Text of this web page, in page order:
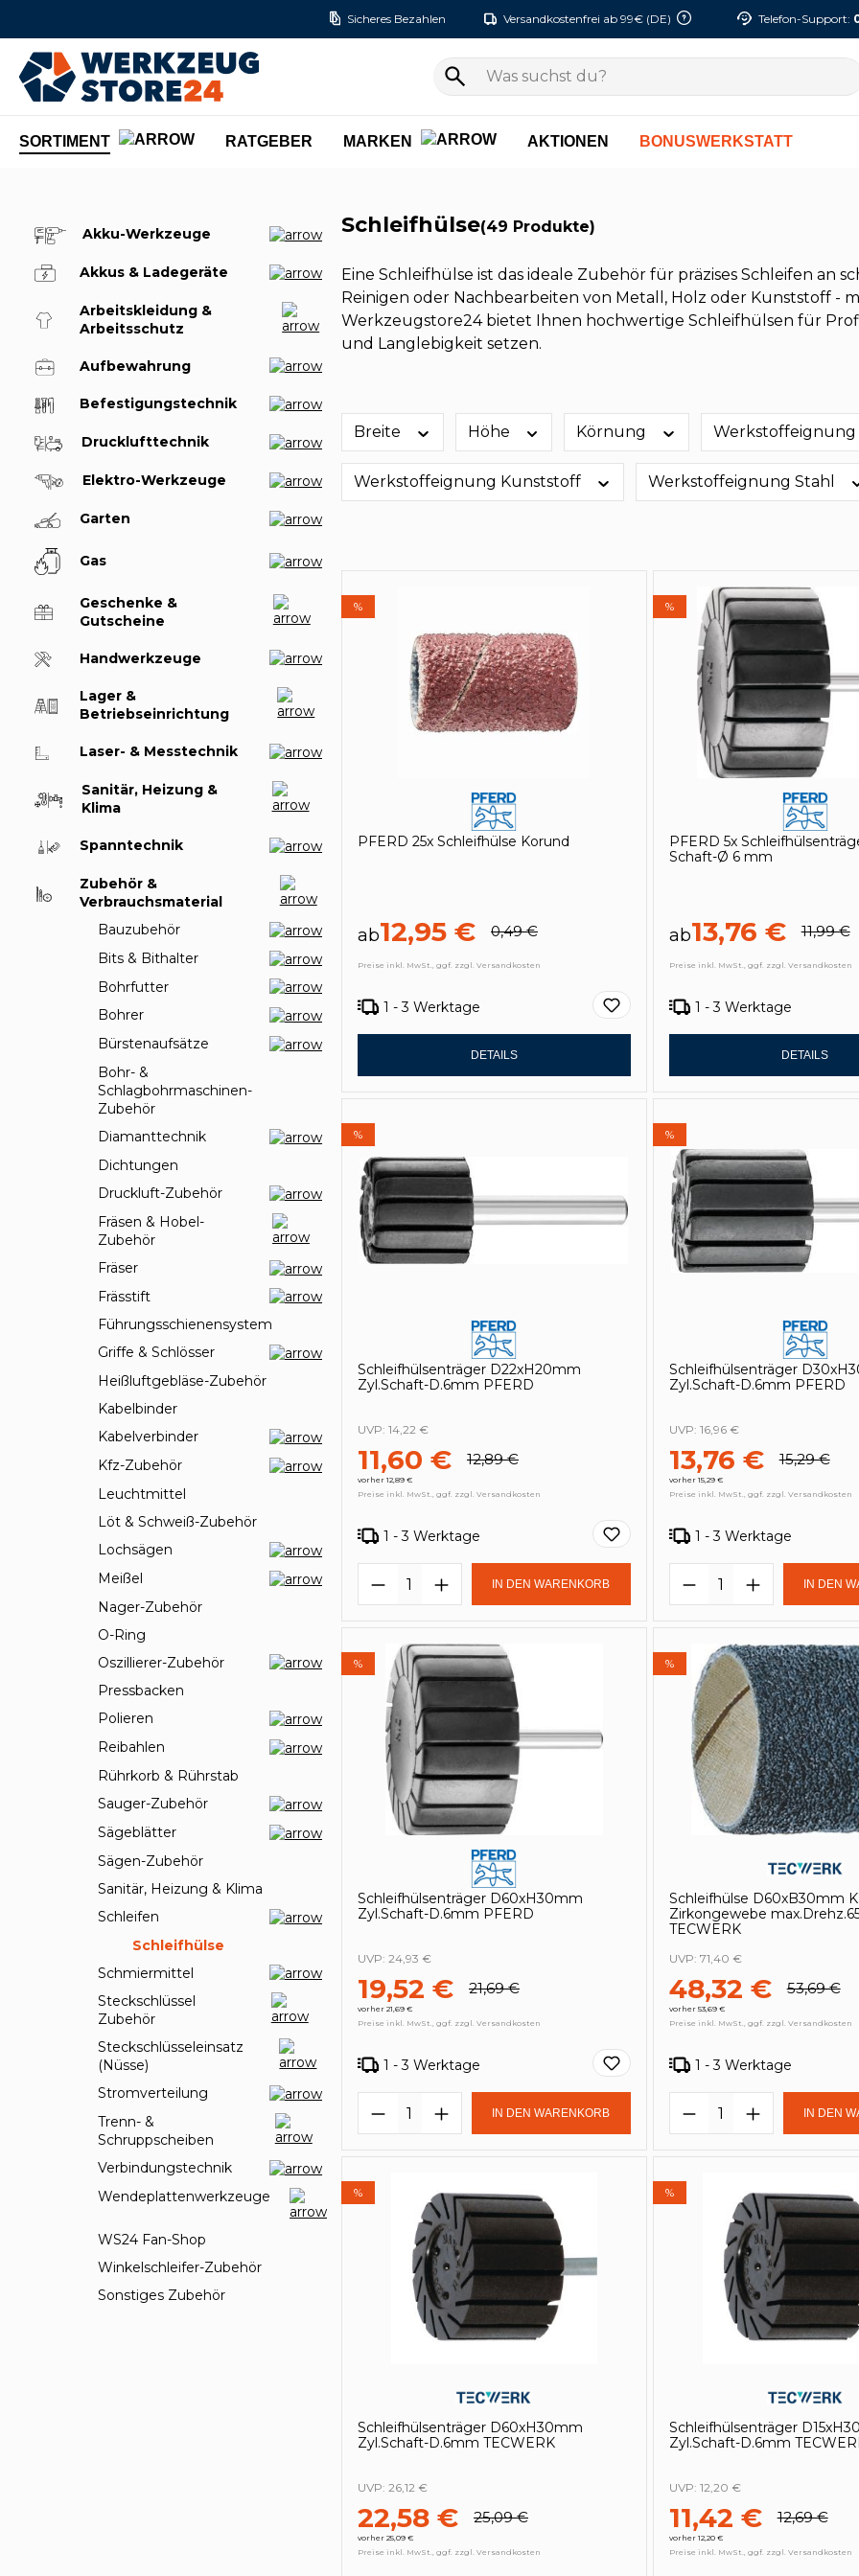
Sicheres Bezahlen Versandkostenfrei ab 99€ (DE) Telefon-Support:
SORTIMENT RATGEBER MARKEN AKTIONEN BONUSWERKSTATT
Akku-Werkzeuge
Akkus & Ladegeräte
Arbeitskleidung &
Arbeitsschutz
Aufbewahrung
Befestigungstechnik
Drucklufttechnik
Elektro-Werkzeuge
Garten
Gas
Geschenke &
Gutscheine
Handwerkzeuge
Lager &
Betriebseinrichtung
Laser- & Messtechnik
Sanitär, Heizung &
Klima
Spanntechnik
Zubehör &
Verbrauchsmaterial
Bauzubehör
Bits & Bithalter
Bohrfutter
Bohrer
Bürstenaufsätze
Bohr- &
Schlagbohrmaschinen-
Zubehör
Diamanttechnik
Dichtungen
Druckluft-Zubehör
Fräsen & Hobel-
Zubehör
Fräser
Frässtift
Führungsschienensystem
Griffe & Schlösser
Heißluftgebläse-Zubehör
Kabelbinder
Kabelverbinder
Kfz-Zubehör
Leuchtmittel
Löt & Schweiß-Zubehör
Lochsägen
Meißel
Nager-Zubehör
O-Ring
Oszillierer-Zubehör
Pressbacken
Polieren
Reibahlen
Rührkorb & Rührstab
Sauger-Zubehör
Sägeblätter
Sägen-Zubehör
Sanitär, Heizung & Klima
Schleifen
Schleifhülse
Schmiermittel
Steckschlüssel
Zubehör
Steckschlüsseleinsatz
(Nüsse)
Stromverteilung
Trenn- &
Schruppscheiben
Verbindungstechnik
Wendeplattenwerkzeuge
WS24 Fan-Shop
Winkelschleifer-Zubehör
Sonstiges Zubehör
Schleifhülse(49 Produkte)
Eine Schleifhülse ist das ideale Zubehör für präzises Schleifen an
Reinigen oder Nachbearbeiten von Metall, Holz oder Kunststoff -
Werkzeugstore24 bietet Ihnen hochwertige Schleifhülsen für
und Langlebigkeit setzen.
Breite Höhe Körnung
Werkstoffeignung Kunststoff Werkstoffeignung Stahl
%
PFERD 25x Schleifhülse Korund
ab12,95 € 0,49 €
Preise inkl. MwSt., ggf. zzgl. Versandkosten
1 - 3 Werktage
DETAILS
%
PFERD 5x
Schaft-Ø 6 mm
ab13,76 € 11,99 €
Preise inkl. MwSt., ggf. zzgl. Versandkosten
1 - 3 Werktage
DETAILS
%
Schleifhülsenträger D22xH20mm
Zyl.Schaft-D.6mm PFERD
11,60 € 12,89 €
vorher 12,89 €
UVP: 14,22 €
Preise inkl. MwSt., ggf. zzgl. Versandkosten
1 - 3 Werktage
Produkt Anzahl: Gib den gewünschten
IN DEN WARENKORB
%
Schleifhülsenträger
Zyl.Schaft-D.6mm PFERD
13,76 € 15,29 €
vorher 15,29 €
UVP: 16,96 €
Preise inkl. MwSt., ggf. zzgl. Versandkosten
1 - 3 Werktage
Produkt IN DEN
%
Schleifhülsenträger D60xH30mm
Zyl.Schaft-D.6mm PFERD
19,52 € 21,69 €
vorher 21,69 €
UVP: 24,93 €
Preise inkl. MwSt., ggf. zzgl. Versandkosten
1 - 3 Werktage
Produkt Anzahl: Gib den gewünschten
IN DEN WARENKORB
%
Schleifhülse D60xB30mm
Zirkongewebe
TECWERK
48,32 € 53,69 €
vorher 53,69 €
UVP: 71,40 €
Preise inkl. MwSt., ggf. zzgl. Versandkosten
1 - 3 Werktage
Produkt IN DEN
%
Schleifhülsenträger D60xH30mm
Zyl.Schaft-D.6mm TECWERK
22,58 € 25,09 €
vorher 25,09 €
UVP: 26,12 €
Preise inkl. MwSt., ggf. zzgl. Versandkosten
%
Schleifhülsenträger
Zyl.Schaft-D.6mm
11,42 € 12,69 €
vorher 12,20 €
UVP: 12,20 €
Preise inkl. MwSt., ggf. zzgl. Versandkosten